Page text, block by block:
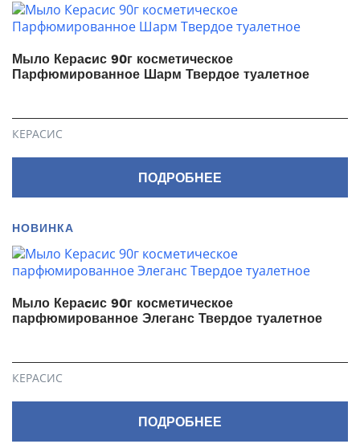
Мыло Кераcис 90г косметическое
Парфюмированное Шарм Твердое туалетное
КЕРАСИС
ПОДРОБНЕЕ
НОВИНКА
Мыло Кераcис 90г косметическое
парфюмированное Элеганс Твердое туалетное
КЕРАСИС
ПОДРОБНЕЕ